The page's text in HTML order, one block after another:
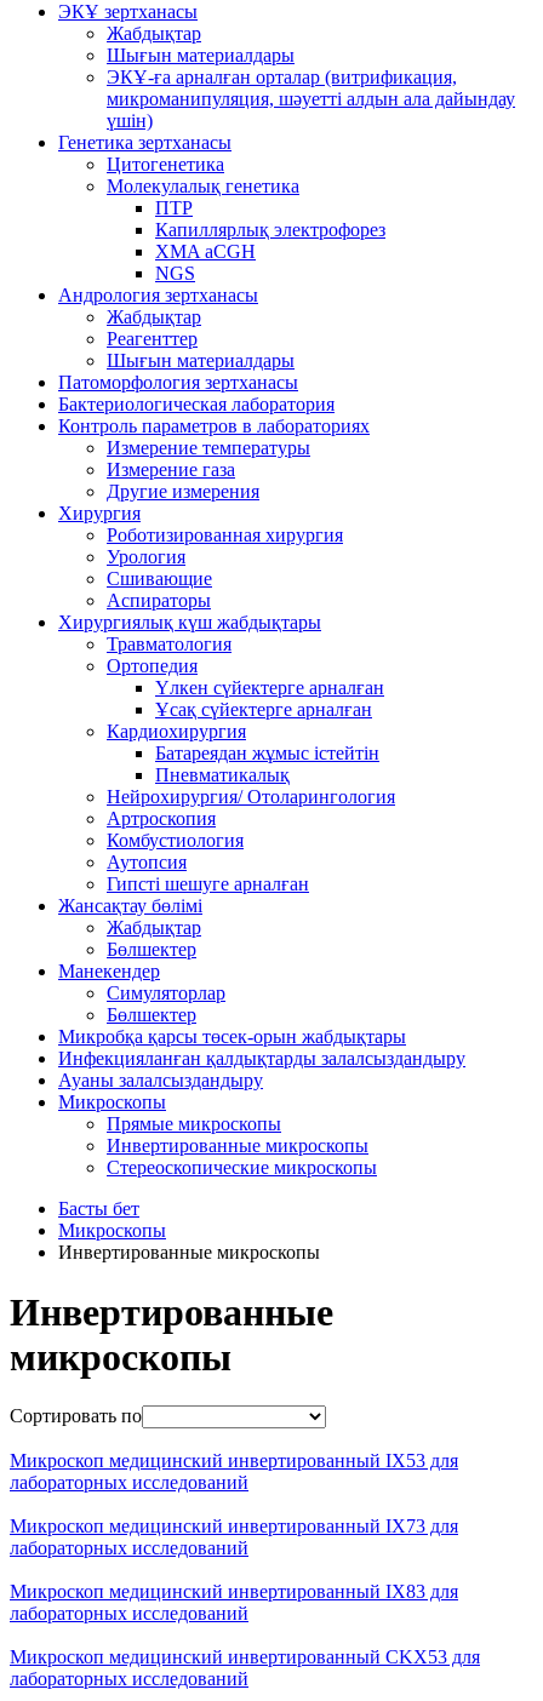
ЭКҰ зертханасы
Жабдықтар
Шығын материалдары
ЭКҰ-ға арналған орталар (витрификация,
микроманипуляция, шәуетті алдын ала дайындау
үшін)
Генетика зертханасы
Цитогенетика
Молекулалық генетика
ПТР
Капиллярлық электрофорез
XMA aCGH
NGS
Андрология зертханасы
Жабдықтар
Реагенттер
Шығын материалдары
Патоморфология зертханасы
Бактериологическая лаборатория
Контроль параметров в лабораториях
Измерение температуры
Измерение газа
Другие измерения
Хирургия
Роботизированная хирургия
Урология
Сшивающие
Аспираторы
Хирургиялық күш жабдықтары
Травматология
Ортопедия
Үлкен сүйектерге арналған
Ұсақ сүйектерге арналған
Кардиохирургия
Батареядан жұмыс істейтін
Пневматикалық
Нейрохирургия/ Отоларингология
Артроскопия
Комбустиология
Аутопсия
Гипсті шешуге арналған
Жансақтау бөлімі
Жабдықтар
Бөлшектер
Манекендер
Симуляторлар
Бөлшектер
Микробқа қарсы төсек-орын жабдықтары
Инфекцияланған қалдықтарды залалсыздандыру
Ауаны залалсыздандыру
Микроскопы
Прямые микроскопы
Инвертированные микроскопы
Стереоскопические микроскопы
Басты бет
Микроскопы
Инвертированные микроскопы
Инвертированные
микроскопы
Сортировать по
Микроскоп медицинский инвертированный IX53 для
лабораторных исследований
Микроскоп медицинский инвертированный IX73 для
лабораторных исследований
Микроскоп медицинский инвертированный IX83 для
лабораторных исследований
Микроскоп медицинский инвертированный CKX53 для
лабораторных исследований